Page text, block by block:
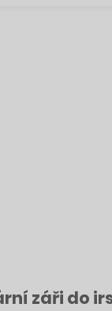
záři do